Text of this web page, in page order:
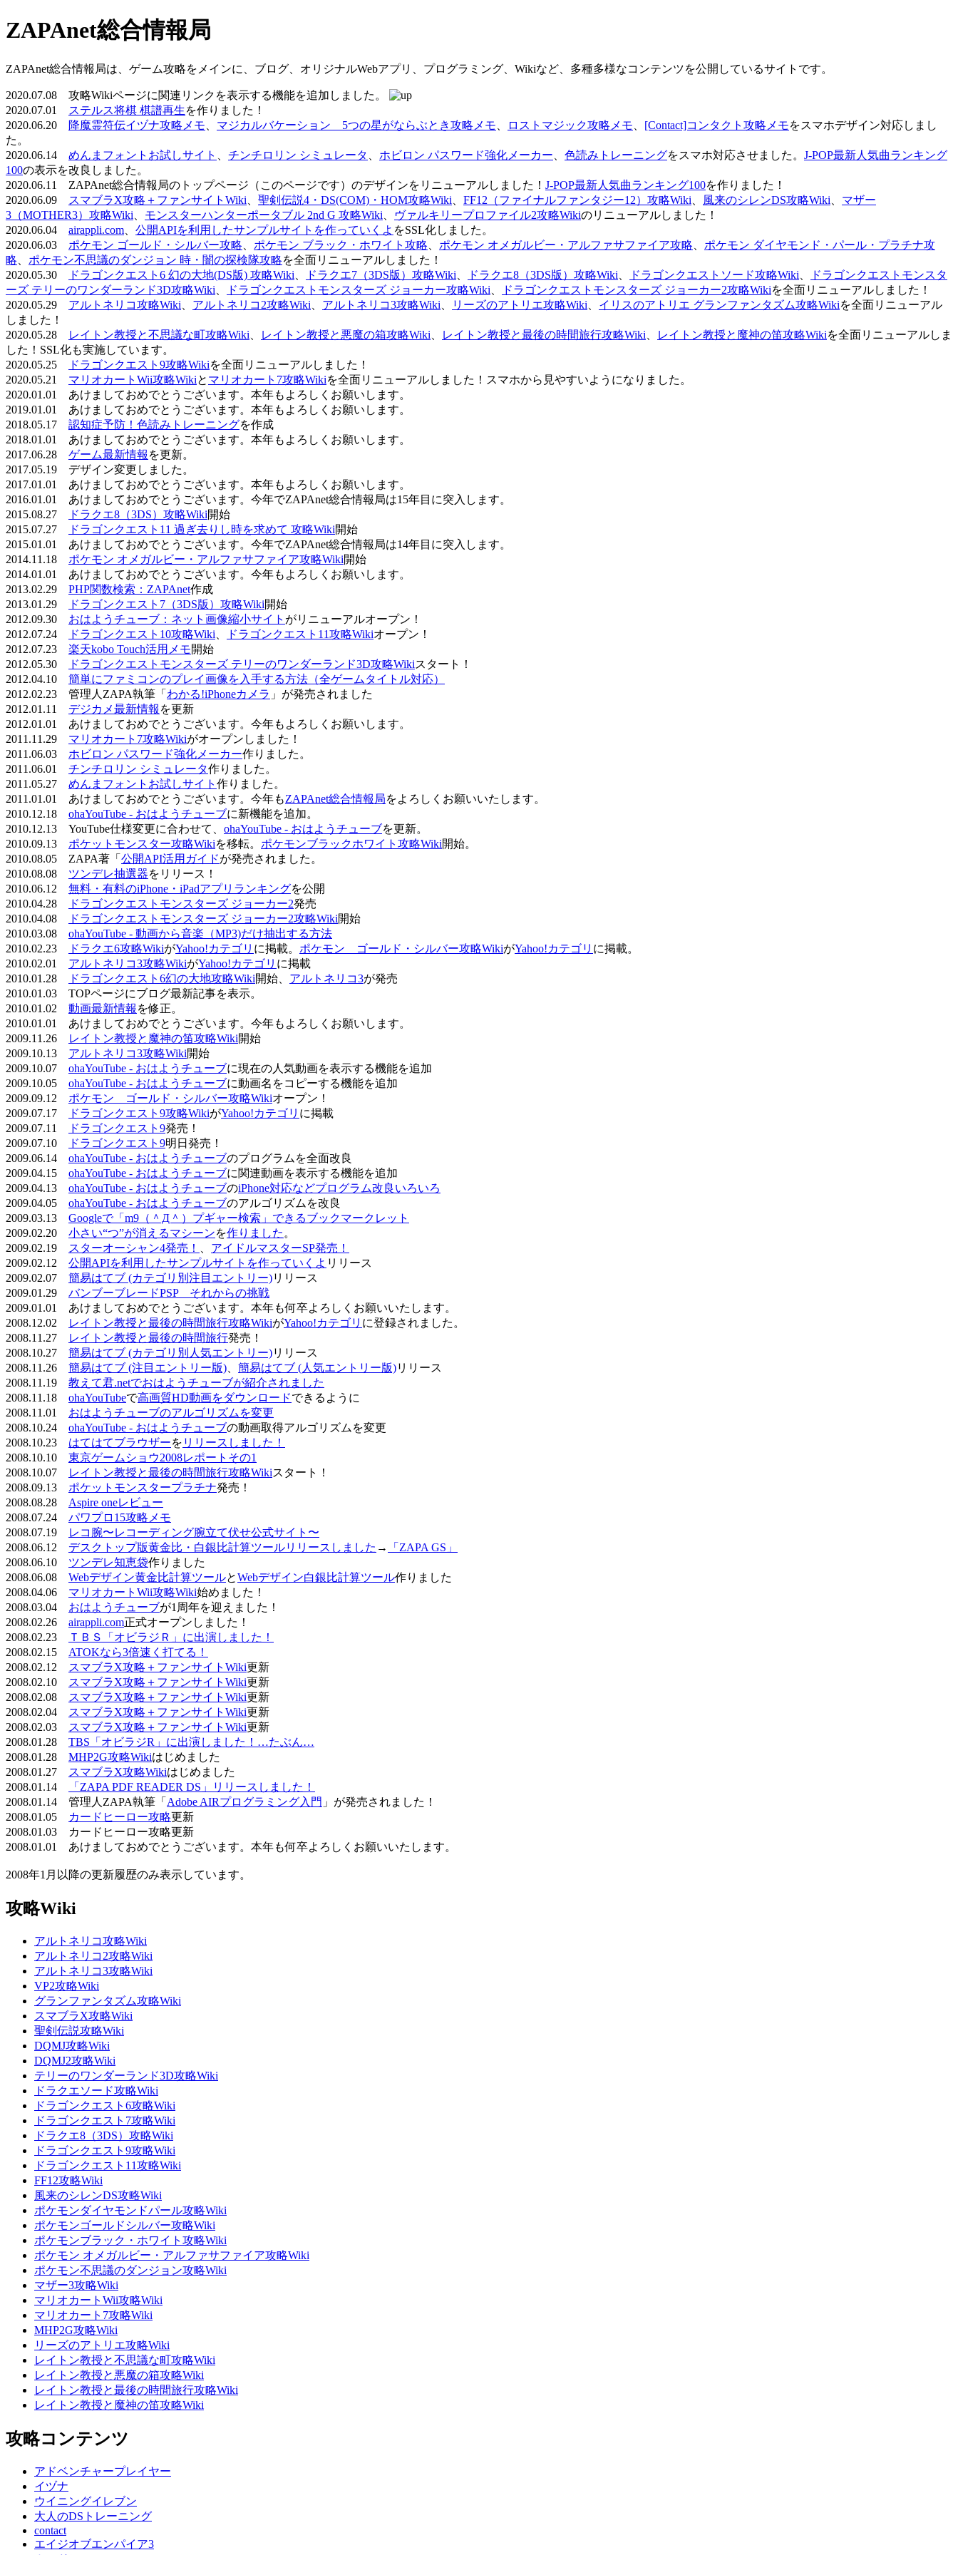
ZAPAnet総合情報局
ZAPAnet総合情報局は、ゲーム攻略をメインに、ブログ、オリジナルWebアプリ、プログラミング、Wikiなど、多種多様なコンテンツを公開しているサイトです。
2020.07.08 攻略Wikiページに関連リンクを表示する機能を追加しました。
2020.07.01
ステルス将棋 棋譜再生を作りました！
2020.06.20
降魔霊符伝イヅナ攻略メモ マジカルバケーション 5つの星がならぶとき攻略メモ ロストマジック攻略メモ [Contact]コンタクト攻略メモをスマホデザイン対応しまし
た。
2020.06.14 めんまフォントお試しサイト チンチロリン シミュレータ ホビロン パスワード強化メーカー 色読みトレーニングをスマホ対応させました。 J-POP最新人気曲ランキング
100の表示を改良しました。
2020.06.11 ZAPAnet総合情報局のトップページ（このページです）のデザインをリニューアルしました！ J-POP最新人気曲ランキング100を作りました！
2020.06.09
スマブラX攻略＋ファンサイトWiki 聖剣伝説4・DS(COM)・HOM攻略Wiki FF12（ファイナルファンタジー12）攻略Wiki 風来のシレンDS攻略Wiki
マザー
3（MOTHER3）攻略Wiki
モンスターハンターポータブル 2nd G 攻略Wiki ヴァルキリープロファイル2攻略Wikiのリニューアルしました！
2020.06.04 airappli.com 公開APIを利用したサンプルサイトを作っていくよ をSSL化しました。
2020.06.03 ポケモン ゴールド・シルバー攻略 ポケモン ブラック・ホワイト攻略 ポケモン オメガルビー・アルファサファイア攻略
ポケモン ダイヤモンド・パール・プラチナ攻
略
ポケモン不思議のダンジョン 時・闇の探検隊攻略を全面リニューアルしました！
2020.05.30
ドラゴンクエスト6 幻の大地(DS版) 攻略Wiki ドラクエ7（3DS版）攻略Wiki ドラクエ8（3DS版）攻略Wiki ドラゴンクエストソード攻略Wiki
ドラゴンクエストモンスタ
ーズ テリーのワンダーランド3D攻略Wiki
ドラゴンクエストモンスターズ ジョーカー攻略Wiki ドラゴンクエストモンスターズ ジョーカー2攻略Wikiを全面リニューアルしました！
2020.05.29 アルトネリコ攻略Wiki アルトネリコ2攻略Wiki アルトネリコ3攻略Wiki リーズのアトリエ攻略Wiki イリスのアトリエ グランファンタズム攻略Wikiを全面リニューアル
しました！
2020.05.28
レイトン教授と不思議な町攻略Wiki レイトン教授と悪魔の箱攻略Wiki レイトン教授と最後の時間旅行攻略Wiki レイトン教授と魔神の笛攻略Wikiを全面リニューアルしま
した！SSL化も実施しています。
2020.05.25
ドラゴンクエスト9攻略Wikiを全面リニューアルしました！
2020.05.21 マリオカートWii攻略Wikiと マリオカート7攻略Wikiを全面リニューアルしました！スマホから見やすいようになりました。
2020.01.01 あけましておめでとうございます。本年もよろしくお願いします。
2019.01.01 あけましておめでとうございます。本年もよろしくお願いします。
2018.05.17 認知症予防！色読みトレーニングを作成
2018.01.01 あけましておめでとうございます。本年もよろしくお願いします。
2017.06.28 ゲーム最新情報 を更新。
2017.05.19 デザイン変更しました。
2017.01.01 あけましておめでとうございます。本年もよろしくお願いします。
2016.01.01 あけましておめでとうございます。今年でZAPAnet総合情報局は15年目に突入します。
2015.08.27
ドラクエ8（3DS）攻略Wiki開始
2015.07.27
ドラゴンクエスト11 過ぎ去りし時を求めて 攻略Wiki開始
2015.01.01 あけましておめでとうございます。今年でZAPAnet総合情報局は14年目に突入します。
2014.11.18 ポケモン オメガルビー・アルファサファイア攻略Wiki開始
2014.01.01 あけましておめでとうございます。今年もよろしくお願いします。
2013.02.29 PHP関数検索：ZAPAnet作成
2013.01.29
ドラゴンクエスト7（3DS版）攻略Wiki開始
2012.09.30 おはようチューブ：ネット画像縮小サイト がリニューアルオープン！
2012.07.24
ドラゴンクエスト10攻略Wiki ドラゴンクエスト11攻略Wikiオープン！
2012.07.23 楽天kobo Touch活用メモ開始
2012.05.30
ドラゴンクエストモンスターズ テリーのワンダーランド3D攻略Wikiスタート！
2012.04.10 簡単にファミコンのプレイ画像を入手する方法（全ゲームタイトル対応）
2012.02.23 管理人ZAPA執筆「 わかる!iPhoneカメラ 」が発売されました
2012.01.11 デジカメ最新情報 を更新
2012.01.01 あけましておめでとうございます。今年もよろしくお願いします。
2011.11.29 マリオカート7攻略Wikiがオープンしました！
2011.06.03 ホビロン パスワード強化メーカー作りました。
2011.06.01 チンチロリン シミュレータ作りました。
2011.05.27 めんまフォントお試しサイト 作りました。
2011.01.01 あけましておめでとうございます。今年もZAPAnet総合情報局をよろしくお願いいたします。
2010.12.18 ohaYouTube - おはようチューブに新機能を追加。
2010.12.13 YouTube仕様変更に合わせて、 ohaYouTube - おはようチューブを更新。
2010.09.13 ポケットモンスター攻略Wikiを移転。 ポケモンブラックホワイト攻略Wiki開始。
2010.08.05 ZAPA著「 公開API活用ガイドが発売されました。
2010.08.08 ツンデレ抽選器をリリース！
2010.06.12 無料・有料のiPhone・iPadアプリランキングを公開
2010.04.28
ドラゴンクエストモンスターズ ジョーカー2発売
2010.04.08
ドラゴンクエストモンスターズ ジョーカー2攻略Wiki開始
2010.03.08 ohaYouTube - 動画から音楽（MP3)だけ抽出する方法
2010.02.23
ドラクエ6攻略WikiがYahoo!カテゴリ に掲載。 ポケモン ゴールド・シルバー攻略WikiがYahoo!カテゴリ に掲載。
2010.02.01 アルトネリコ3攻略WikiがYahoo!カテゴリ に掲載
2010.01.28
ドラゴンクエスト6幻の大地攻略Wiki開始、 アルトネリコ3が発売
2010.01.03 TOPページにブログ最新記事を表示。
2010.01.02 動画最新情報 を修正。
2010.01.01 あけましておめでとうございます。今年もよろしくお願いします。
2009.11.26
レイトン教授と魔神の笛攻略Wiki開始
2009.10.13 アルトネリコ3攻略Wiki開始
2009.10.07 ohaYouTube - おはようチューブに現在の人気動画を表示する機能を追加
2009.10.05 ohaYouTube - おはようチューブに動画名をコピーする機能を追加
2009.09.12 ポケモン ゴールド・シルバー攻略Wikiオープン！
2009.07.17
ドラゴンクエスト9攻略WikiがYahoo!カテゴリ に掲載
2009.07.11
ドラゴンクエスト9発売！
2009.07.10
ドラゴンクエスト9明日発売！
2009.06.14 ohaYouTube - おはようチューブのプログラムを全面改良
2009.04.15 ohaYouTube - おはようチューブに関連動画を表示する機能を追加
2009.04.13 ohaYouTube - おはようチューブのiPhone対応などプログラム改良いろいろ
2009.04.05 ohaYouTube - おはようチューブのアルゴリズムを改良
2009.03.13 Googleで「m9（＾Д＾）プギャー検索」できるブックマークレット
2009.02.20 小さい“つ”が消えるマシーンを作りました 。
2009.02.19
スターオーシャン4発売！
アイドルマスターSP発売！
2009.02.12 公開APIを利用したサンプルサイトを作っていくよ リリース
2009.02.07 簡易はてブ (カテゴリ別注目エントリー)リリース
2009.01.29 バンブーブレードPSP それからの挑戦
2009.01.01 あけましておめでとうございます。本年も何卒よろしくお願いいたします。
2008.12.02
レイトン教授と最後の時間旅行攻略WikiがYahoo!カテゴリ に登録されました。
2008.11.27
レイトン教授と最後の時間旅行発売！
2008.10.27 簡易はてブ (カテゴリ別人気エントリー)リリース
2008.11.26 簡易はてブ (注目エントリー版) 簡易はてブ (人気エントリー版)リリース
2008.11.19 教えて君.netでおはようチューブが紹介されました
2008.11.18 ohaYouTubeで高画質HD動画をダウンロードできるように
2008.11.01 おはようチューブのアルゴリズムを変更
2008.10.24 ohaYouTube - おはようチューブの動画取得アルゴリズムを変更
2008.10.23 はてはてブラウザーを リリースしました！
2008.10.10 東京ゲームショウ2008レポートその1
2008.10.07
レイトン教授と最後の時間旅行攻略Wikiスタート！
2008.09.13 ポケットモンスタープラチナ発売！
2008.08.28 Aspire oneレビュー
2008.07.24 パワプロ15攻略メモ
2008.07.19
レコ腕〜レコーディング腕立て伏せ公式サイト〜
2008.06.12 デスクトップ版黄金比・白銀比計算ツールリリースしました →
「ZAPA GS」
2008.06.10 ツンデレ知恵袋作りました
2008.06.08 Webデザイン黄金比計算ツールとWebデザイン白銀比計算ツール作りました
2008.04.06 マリオカートWii攻略Wiki始めました！
2008.03.04 おはようチューブが1周年を迎えました！
2008.02.26 airappli.com正式オープンしました！
2008.02.23
ＴＢＳ「オビラジＲ」に出演しました！
2008.02.15 ATOKなら3倍速く打てる！
2008.02.12
スマブラX攻略＋ファンサイトWiki更新
2008.02.10
スマブラX攻略＋ファンサイトWiki更新
2008.02.08
スマブラX攻略＋ファンサイトWiki更新
2008.02.04
スマブラX攻略＋ファンサイトWiki更新
2008.02.03
スマブラX攻略＋ファンサイトWiki更新
2008.01.28 TBS「オビラジR」に出演しました！…たぶん…
2008.01.28 MHP2G攻略Wikiはじめました
2008.01.27
スマブラX攻略Wikiはじめました
2008.01.14
「ZAPA PDF READER DS」リリースしました！
2008.01.14 管理人ZAPA執筆「 Adobe AIRプログラミング入門 」が発売されました！
2008.01.05
カードヒーロー攻略更新
2008.01.03 カードヒーロー攻略更新
2008.01.01 あけましておめでとうございます。本年も何卒よろしくお願いいたします。
2008年1月以降の更新履歴のみ表示しています。
攻略Wiki
アルトネリコ攻略Wiki
アルトネリコ2攻略Wiki
アルトネリコ3攻略Wiki
VP2攻略Wiki
グランファンタズム攻略Wiki
スマブラX攻略Wiki
聖剣伝説攻略Wiki
DQMJ攻略Wiki
DQMJ2攻略Wiki
テリーのワンダーランド3D攻略Wiki
ドラクエソード攻略Wiki
ドラゴンクエスト6攻略Wiki
ドラゴンクエスト7攻略Wiki
ドラクエ8（3DS）攻略Wiki
ドラゴンクエスト9攻略Wiki
ドラゴンクエスト11攻略Wiki
FF12攻略Wiki
風来のシレンDS攻略Wiki
ポケモンダイヤモンドパール攻略Wiki
ポケモンゴールドシルバー攻略Wiki
ポケモンブラック・ホワイト攻略Wiki
ポケモン オメガルビー・アルファサファイア攻略Wiki
ポケモン不思議のダンジョン攻略Wiki
マザー3攻略Wiki
マリオカートWii攻略Wiki
マリオカート7攻略Wiki
MHP2G攻略Wiki
リーズのアトリエ攻略Wiki
レイトン教授と不思議な町攻略Wiki
レイトン教授と悪魔の箱攻略Wiki
レイトン教授と最後の時間旅行攻略Wiki
レイトン教授と魔神の笛攻略Wiki
攻略コンテンツ
アドベンチャープレイヤー
イヅナ
ウイニングイレブン
大人のDSトレーニング
contact
エイジオブエンパイア3